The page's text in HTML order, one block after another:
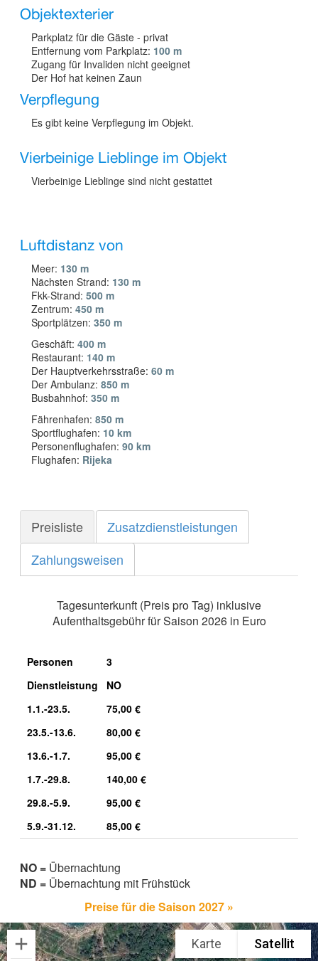
Objektexterier
Parkplatz für die Gäste - privat
Entfernung vom Parkplatz: 100 m
Zugang für Invaliden nicht geeignet
Der Hof hat keinen Zaun
Verpflegung
Es gibt keine Verpflegung im Objekt.
Vierbeinige Lieblinge im Objekt
Vierbeinige Lieblinge sind nicht gestattet
Luftdistanz von
Meer: 130 m
Nächsten Strand: 130 m
Fkk-Strand: 500 m
Zentrum: 450 m
Sportplätzen: 350 m
Geschäft: 400 m
Restaurant: 140 m
Der Hauptverkehrsstraße: 60 m
Der Ambulanz: 850 m
Busbahnhof: 350 m
Fährenhafen: 850 m
Sportflughafen: 10 km
Personenflughafen: 90 km
Flughafen: Rijeka
Preisliste
Zusatzdienstleistungen
Zahlungsweisen
Tagesunterkunft (Preis pro Tag) inklusive
Aufenthaltsgebühr für Saison 2026 in Euro
Personen
3
Dienstleistung
NO
1.1.-23.5.
75,00 €
23.5.-13.6.
80,00 €
13.6.-1.7.
95,00 €
1.7.-29.8.
140,00 €
29.8.-5.9.
95,00 €
5.9.-31.12.
85,00 €
NO = Übernachtung
ND = Übernachtung mit Frühstück
Preise für die Saison 2027 »
Karte Satellit